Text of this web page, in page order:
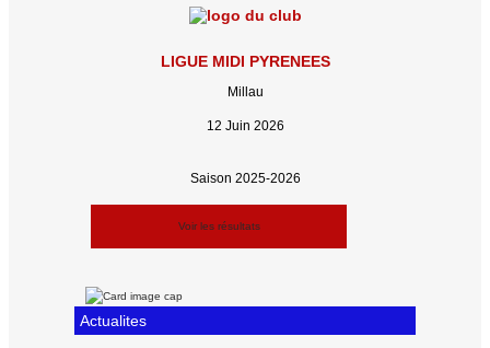
LIGUE MIDI PYRENEES
Millau
12 Juin 2026
Saison 2025-2026
Voir les résultats
Actualites